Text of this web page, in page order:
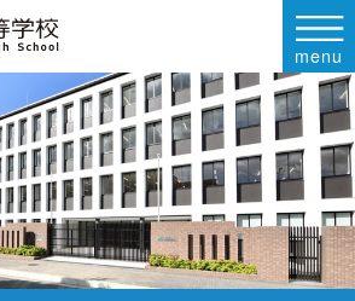
menu